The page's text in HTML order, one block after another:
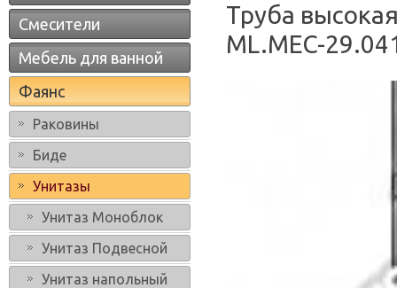
Смесители
Мебель для ванной
Фаянс
Раковины
Биде
Унитазы
Унитаз Моноблок
Унитаз Подвесной
Унитаз напольный
Труба
ML.MEC-